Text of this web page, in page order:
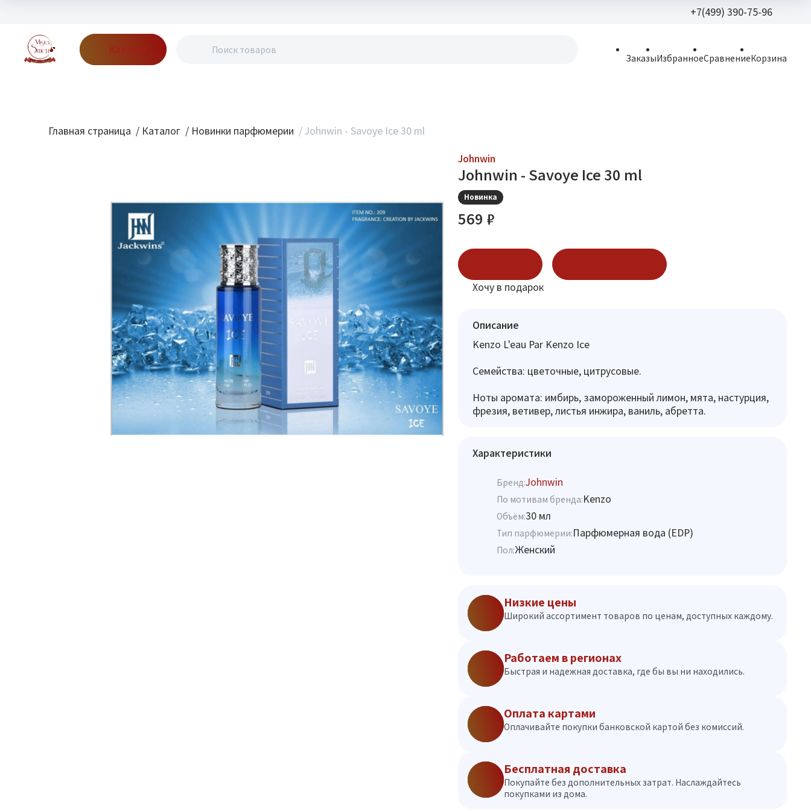
+7(499) 390-75-96
Каталог
ЗаказыИзбранноеСравнениеКорзина
Главная страница / Каталог / Новинки парфюмерии / Johnwin - Savoye Ice 30 ml
Johnwin
Johnwin - Savoye Ice 30 ml
Новинка
569 ₽
Хочу в подарок
Описание
Kenzo L'eau Par Kenzo Ice
Семейства: цветочные, цитрусовые.
Ноты аромата: имбирь, замороженный лимон, мята, настурция,
фрезия, ветивер, листья инжира, ваниль, абретта.
Характеристики
Бренд:Johnwin
По мотивам бренда:Kenzo
Объём:30 мл
Тип парфюмерии:Парфюмерная вода (EDP)
Пол:Женский
Низкие цены
Широкий ассортимент товаров по ценам, доступных каждому.
Работаем в регионах
Быстрая и надежная доставка, где бы вы ни находились.
Оплата картами
Оплачивайте покупки банковской картой без комиссий.
Бесплатная доставка
Покупайте без дополнительных затрат. Наслаждайтесь
покупками из дома.